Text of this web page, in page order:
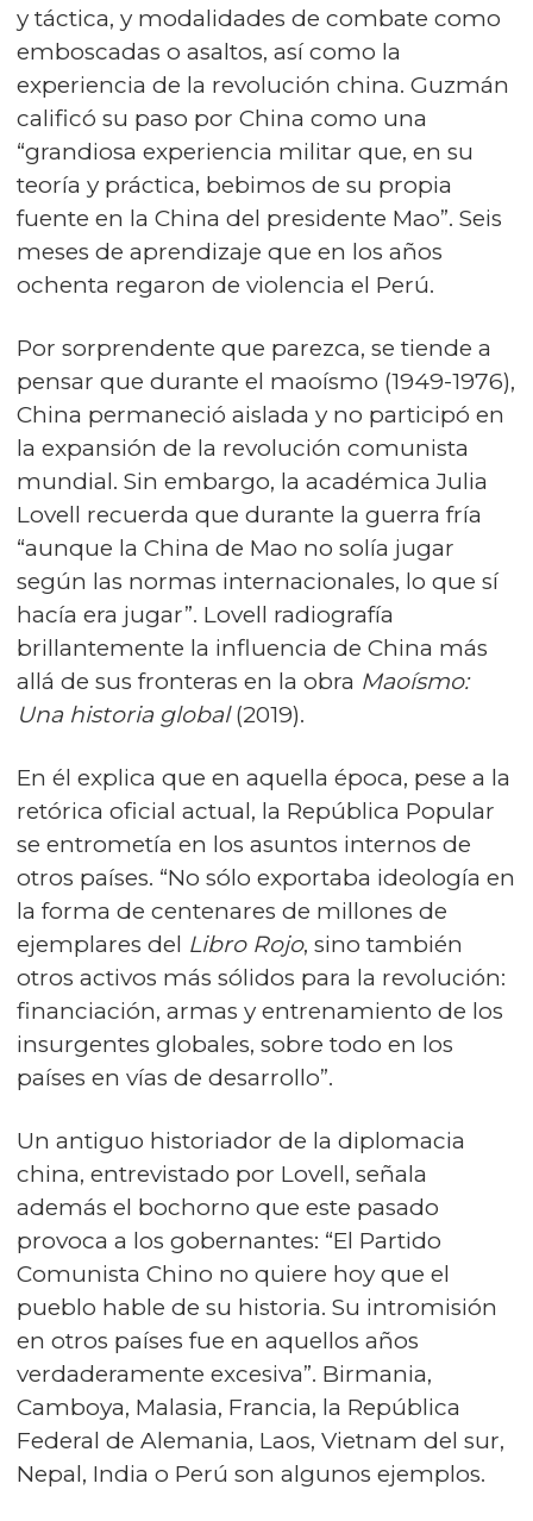
y táctica, y modalidades de combate como
emboscadas o asaltos, así como la
experiencia de la revolución china. Guzmán
calificó su paso por China como una
“grandiosa experiencia militar que, en su
teoría y práctica, bebimos de su propia
fuente en la China del presidente Mao”. Seis
meses de aprendizaje que en los años
ochenta regaron de violencia el Perú.
Por sorprendente que parezca, se tiende a
pensar que durante el maoísmo (1949-1976),
China permaneció aislada y no participó en
la expansión de la revolución comunista
mundial. Sin embargo, la académica Julia
Lovell recuerda que durante la guerra fría
“aunque la China de Mao no solía jugar
según las normas internacionales, lo que sí
hacía era jugar”. Lovell radiografía
brillantemente la influencia de China más
allá de sus fronteras en la obra Maoísmo:
Una historia global(2019).
En él explica que en aquella época, pese a la
retórica oficial actual, la República Popular
se entrometía en los asuntos internos de
otros países. “No sólo exportaba ideología en
la forma de centenares de millones de
ejemplares del Libro Rojo, sino también
otros activos más sólidos para la revolución:
financiación, armas y entrenamiento de los
insurgentes globales, sobre todo en los
países en vías de desarrollo”.
Un antiguo historiador de la diplomacia
china, entrevistado por Lovell, señala
además el bochorno que este pasado
provoca a los gobernantes: “El Partido
Comunista Chino no quiere hoy que el
pueblo hable de su historia. Su intromisión
en otros países fue en aquellos años
verdaderamente excesiva”. Birmania,
Camboya, Malasia, Francia, la República
Federal de Alemania, Laos, Vietnam del sur,
Nepal, India o Perú son algunos ejemplos.